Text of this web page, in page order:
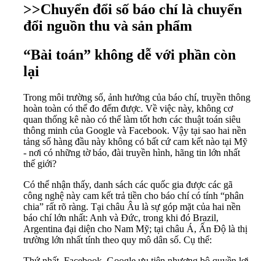
>>Chuyển đổi số báo chí là chuyển
đổi nguồn thu và sản phẩm
“Bài toán” không dễ với phần còn
lại
Trong môi trường số, ảnh hưởng của báo chí, truyền thông
hoàn toàn có thể đo đếm được. Về việc này, không cơ
quan thống kê nào có thể làm tốt hơn các thuật toán siêu
thông minh của Google và Facebook. Vậy tại sao hai nền
tảng số hàng đầu này không có bất cứ cam kết nào tại Mỹ
- nơi có những tờ báo, đài truyền hình, hãng tin lớn nhất
thế giới?
Có thể nhận thấy, danh sách các quốc gia được các gã
công nghệ này cam kết trả tiền cho báo chí có tính “phân
chia” rất rõ ràng. Tại châu Âu là sự góp mặt của hai nền
báo chí lớn nhất: Anh và Đức, trong khi đó Brazil,
Argentina đại diện cho Nam Mỹ; tại châu Á, Ấn Độ là thị
trường lớn nhất tính theo quy mô dân số. Cụ thể: